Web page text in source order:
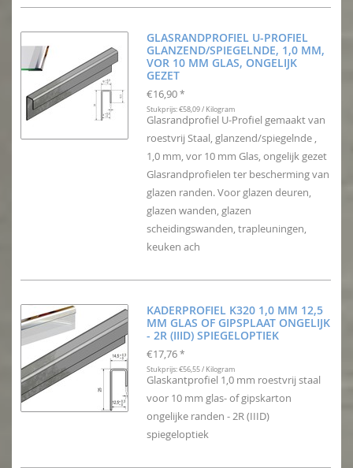
GLASRANDPROFIEL U-PROFIEL
GLANZEND/SPIEGELNDE, 1,0 MM,
VOR 10 MM GLAS, ONGELIJK
GEZET
€16,90 *
Stukprijs: €58,09 / Kilogram
Glasrandprofiel U-Profiel gemaakt van
roestvrij Staal, glanzend/spiegelnde ,
1,0 mm, vor 10 mm Glas, ongelijk gezet
Glasrandprofielen ter bescherming van
glazen randen. Voor glazen deuren,
glazen wanden, glazen
scheidingswanden, trapleuningen,
keuken ach
KADERPROFIEL K320 1,0 MM 12,5
MM GLAS OF GIPSPLAAT ONGELIJK
- 2R (IIID) SPIEGELOPTIEK
€17,76 *
Stukprijs: €56,55 / Kilogram
Glaskantprofiel 1,0 mm roestvrij staal
voor 10 mm glas- of gipskarton
ongelijke randen - 2R (IIID)
spiegeloptiek